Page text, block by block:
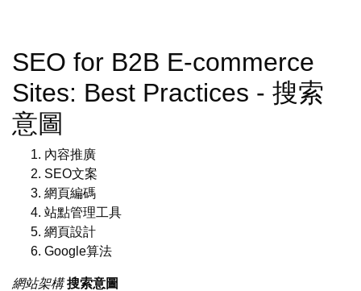
SEO for B2B E-commerce
Sites: Best Practices - 搜索
意圖
內容推廣
SEO文案
網頁編碼
站點管理工具
網頁設計
Google算法
網站架構 搜索意圖